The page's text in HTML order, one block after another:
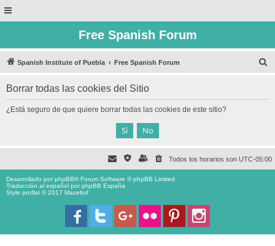
Free Spanish Forum
Spanish Institute of Puebla Free Spanish Forum
Borrar todas las cookies del Sitio
¿Está seguro de que quiere borrar todas las cookies de este sitio?
Todos los horarios son UTC-05:00
Desarrollado porphpBB® Forum Software © phpBB Limited
Traducción al español porphpBB España
Style proflat © 2017 Mazeltof